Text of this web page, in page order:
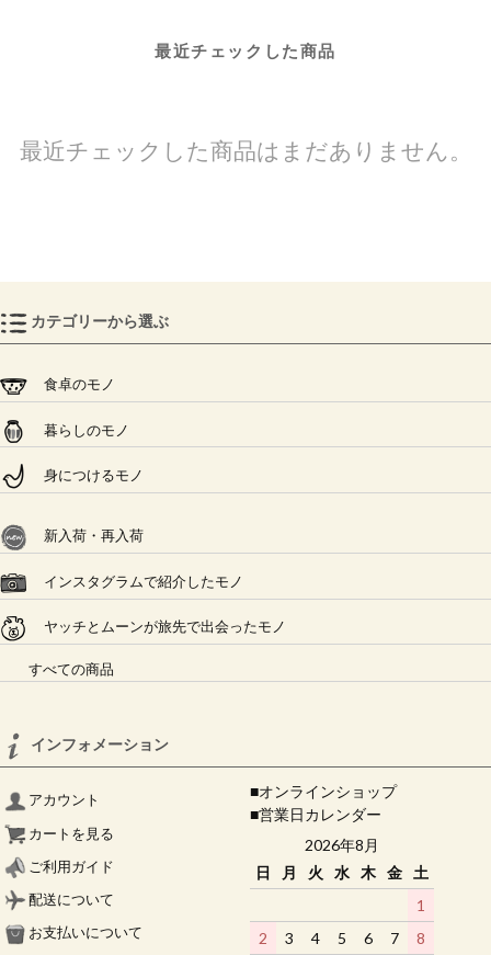
最近チェックした商品
最近チェックした商品はまだありません。
カテゴリーから選ぶ
食卓のモノ
暮らしのモノ
身につけるモノ
新入荷・再入荷
インスタグラムで紹介したモノ
ヤッチとムーンが旅先で出会ったモノ
すべての商品
インフォメーション
アカウント
カートを見る
ご利用ガイド
配送について
お支払いについて
■オンラインショップ
■営業日カレンダー
2026年8月
日
月 火 水 木 金
土
1
2
3 4 5 6 7
8